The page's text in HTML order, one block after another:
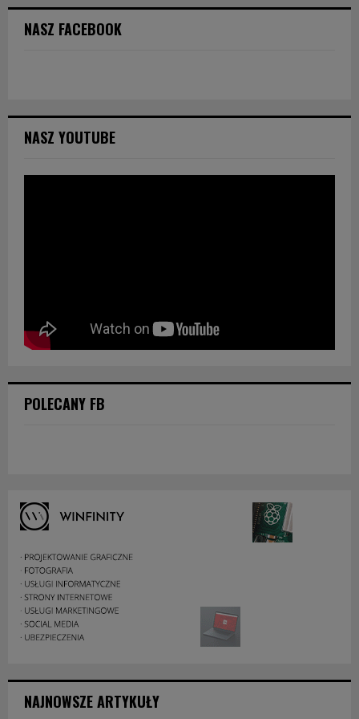
NASZ FACEBOOK
NASZ YOUTUBE
POLECANY FB
NAJNOWSZE ARTYKUŁY